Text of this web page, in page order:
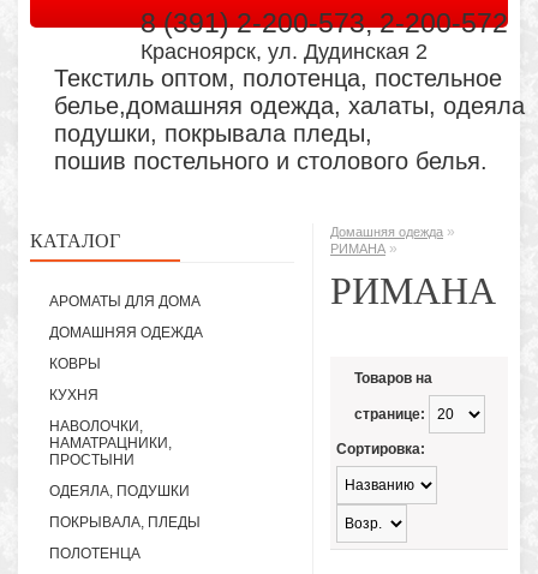
8 (391) 2-200-573, 2-200-572
Красноярск, ул. Дудинская 2
Текстиль оптом, полотенца, постельное
белье,домашняя одежда, халаты, одеяла
подушки, покрывала пледы,
пошив постельного и столового белья.
КАТАЛОГ
АРОМАТЫ ДЛЯ ДОМА
ДОМАШНЯЯ ОДЕЖДА
КОВРЫ
КУХНЯ
НАВОЛОЧКИ,
НАМАТРАЦНИКИ,
ПРОСТЫНИ
ОДЕЯЛА, ПОДУШКИ
ПОКРЫВАЛА, ПЛЕДЫ
ПОЛОТЕНЦА
Домашняя одежда »
РИМАНА »
РИМАНА
Товаров на
странице:
Сортировка: